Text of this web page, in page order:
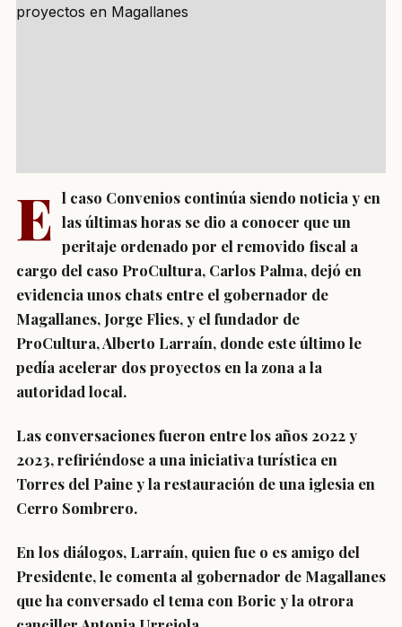
E l caso Convenios continúa siendo noticia y en
las últimas horas se dio a conocer que un
peritaje ordenado por el removido fiscal a
cargo del caso ProCultura, Carlos Palma, dejó en
evidencia unos chats entre el gobernador de
Magallanes, Jorge Flies, y el fundador de
ProCultura, Alberto Larraín, donde este último le
pedía acelerar dos proyectos en la zona a la
autoridad local.
Las conversaciones fueron entre los años 2022 y
2023, refiriéndose a una iniciativa turística en
Torres del Paine y la restauración de una iglesia en
Cerro Sombrero.
En los diálogos, Larraín, quien fue o es amigo del
Presidente, le comenta al gobernador de Magallanes
que ha conversado el tema con Boric y la otrora